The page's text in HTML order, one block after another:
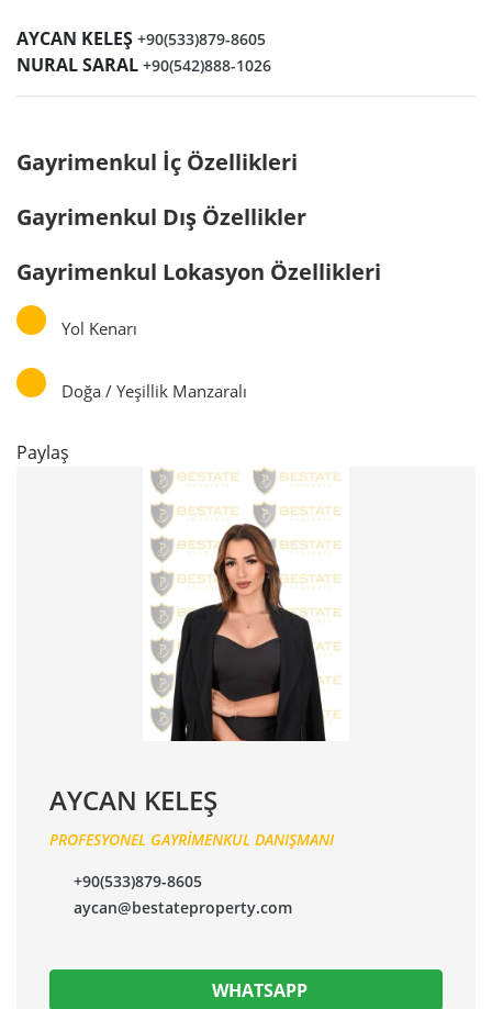
AYCAN KELEŞ +90(533)879-8605
NURAL SARAL +90(542)888-1026
Gayrimenkul İç Özellikleri
Gayrimenkul Dış Özellikler
Gayrimenkul Lokasyon Özellikleri
Yol Kenarı
Doğa / Yeşillik Manzaralı
Paylaş
AYCAN KELEŞ
PROFESYONEL GAYRİMENKUL DANIŞMANI
+90(533)879-8605
aycan@bestateproperty.com
WHATSAPP